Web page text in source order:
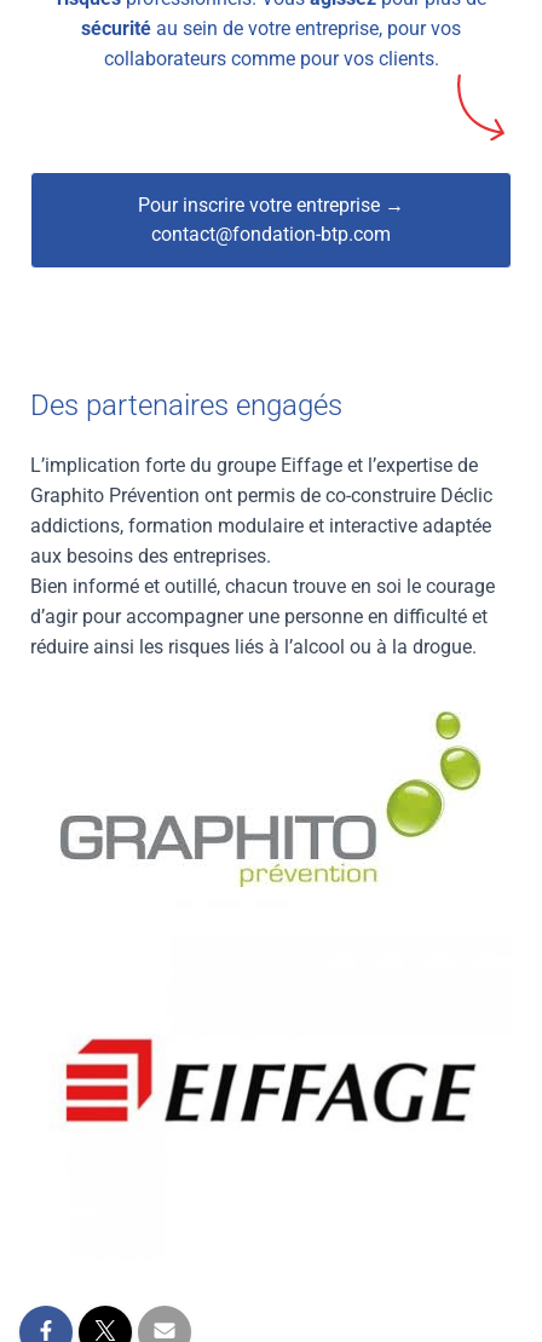
sécurité au sein de votre entreprise, pour vos
collaborateurs comme pour vos clients.
Pour inscrire votre entreprise →
contact@fondation-btp.com
Des partenaires engagés
L’implication forte du groupe Eiffage et l’expertise de
Graphito Prévention ont permis de co-construire Déclic
addictions, formation modulaire et interactive adaptée
aux besoins des entreprises.
Bien informé et outillé, chacun trouve en soi le courage
d’agir pour accompagner une personne en difficulté et
réduire ainsi les risques liés à l’alcool ou à la drogue.